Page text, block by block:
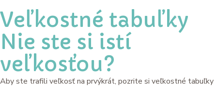
Veľkostné tabuľky
Nie ste si istí
veľkosťou?
Aby ste trafili veľkosť na prvýkrát, pozrite si veľkostné tabuľky